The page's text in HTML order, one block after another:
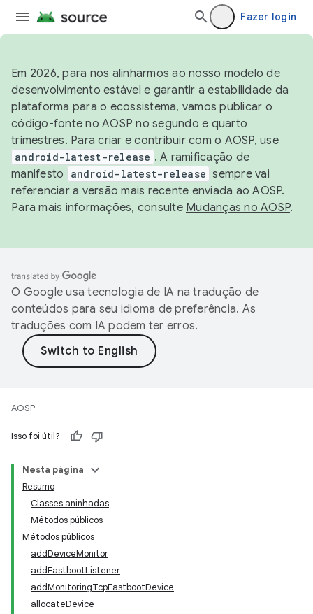
Fazer login
Em 2026, para nos alinharmos ao nosso modelo de
desenvolvimento estável e garantir a estabilidade da
plataforma para o ecossistema, vamos publicar o
código-fonte no AOSP no segundo e quarto
trimestres. Para criar e contribuir com o AOSP, use
android-latest-release . A ramificação de
manifesto
android-latest-release sempre vai
referenciar a versão mais recente enviada ao AOSP.
Para mais informações, consulte Mudanças no AOSP.
O Google usa tecnologia de IA na tradução de
conteúdos para seu idioma de preferência. As
traduções com IA podem ter erros.
AOSP
Isso foi útil?
Nesta página
Resumo
Classes aninhadas
Métodos públicos
Métodos públicos
addDeviceMonitor
addFastbootListener
addMonitoringTcpFastbootDevice
allocateDevice